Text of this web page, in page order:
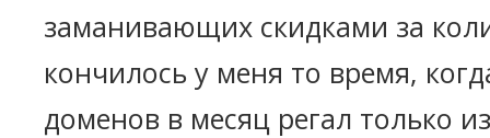
заманивающих скидками за
кончилось у меня то время,
доменов в месяц регал только